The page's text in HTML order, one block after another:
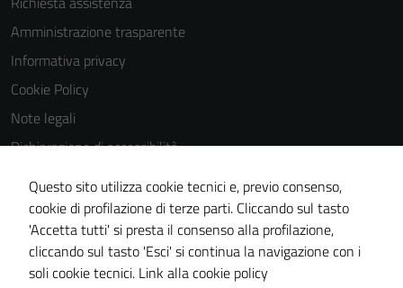
Amministrazione trasparente
Informativa privacy
Cookie Policy
Note legali
Dichiarazione di accessibilità
Dichiarazione di accessibilità Servizi
Whistleblowing
Piano di miglioramento del sito
Area riservata
Questo sito utilizza cookie tecnici e, previo consenso,
cookie di profilazione di terze parti. Cliccando sul tasto
'Accetta tutti' si presta il consenso alla profilazione,
cliccando sul tasto 'Esci' si continua la navigazione con i
soli cookie tecnici. Link alla cookie policy